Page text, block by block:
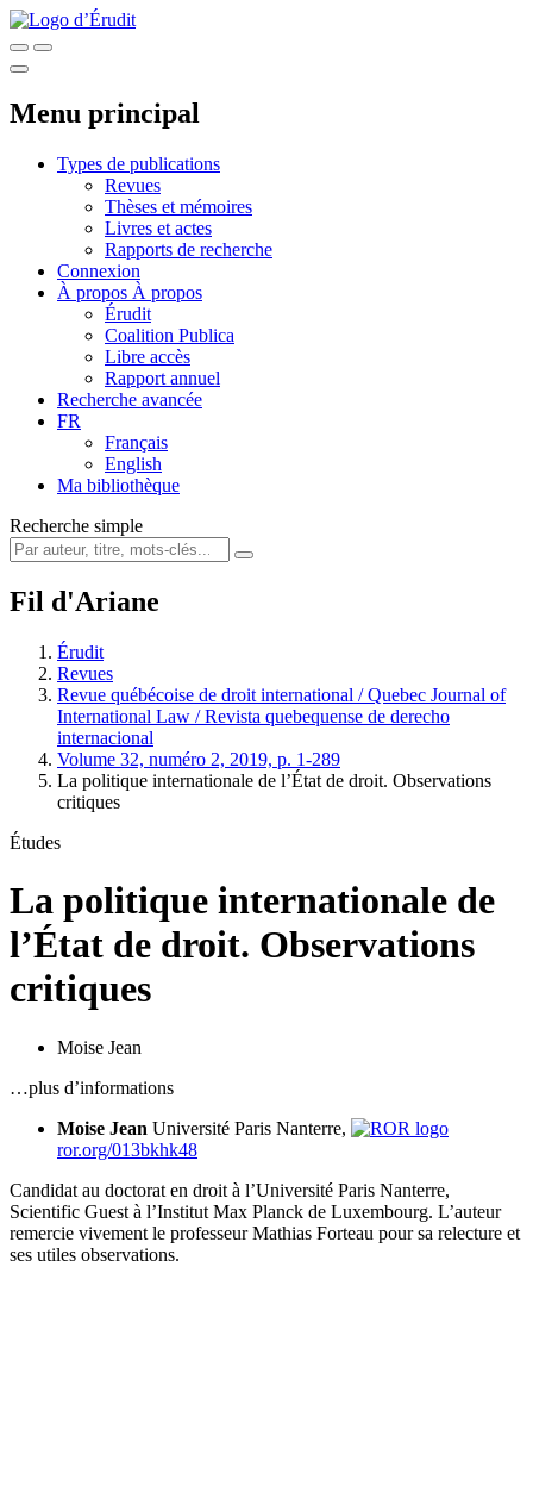
Menu principal
Types de publications
Revues
Thèses et mémoires
Livres et actes
Rapports de recherche
Connexion
À propos À propos
Érudit
Coalition Publica
Libre accès
Rapport annuel
Recherche avancée
FR
Français
English
Ma bibliothèque
Recherche simple
Fil d'Ariane
Érudit
Revues
Revue québécoise de droit international / Quebec Journal of
International Law / Revista quebequense de derecho
internacional
Volume 32, numéro 2, 2019, p. 1-289
La politique internationale de l’État de droit. Observations
critiques
Études
La politique internationale de
l’État de droit. Observations
critiques
Moise Jean
…plus d’informations
Moise Jean Université Paris Nanterre,
ror.org/013bkhk48
Candidat au doctorat en droit à l’Université Paris Nanterre,
Scientific Guest à l’Institut Max Planck de Luxembourg. L’auteur
remercie vivement le professeur Mathias Forteau pour sa relecture et
ses utiles observations.